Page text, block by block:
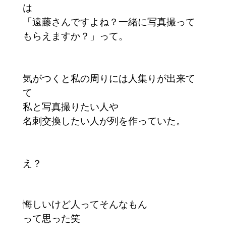
は
「遠藤さんですよね？一緒に写真撮って
もらえますか？」って。
気がつくと私の周りには人集りが出来て
て
私と写真撮りたい人や
名刺交換したい人が列を作っていた。
え？
悔しいけど人ってそんなもん
って思った笑